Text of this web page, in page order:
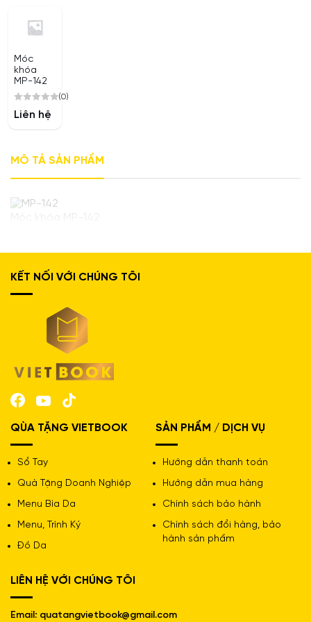
Móc
khóa
MP-142
0
(0)
Liên hệ
MÔ TẢ SẢN PHẨM
Móc khóa MP-142
KẾT NỐI VỚI CHÚNG TÔI
QÙA TẶNG VIETBOOK
Sổ Tay
Quà Tặng Doanh Nghiệp
Menu Bìa Da
Menu, Trình Ký
Đồ Da
SẢN PHẨM / DỊCH VỤ
Hướng dẫn thanh toán
Hướng dẫn mua hàng
Chính sách bảo hành
Chính sách đổi hàng, bảo
hành sản phẩm
LIÊN HỆ VỚI CHÚNG TÔI
Email: quatangvietbook@gmail.com